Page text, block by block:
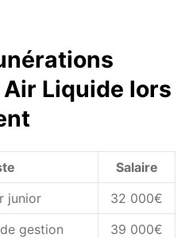
Liquide lors
Salaire
junior
32 000€
gestion
39 000€